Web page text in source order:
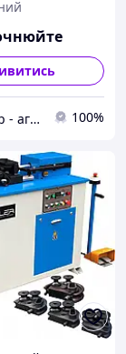
Гідролідер - агротехніка, промислове та будівельне обладнання 100%